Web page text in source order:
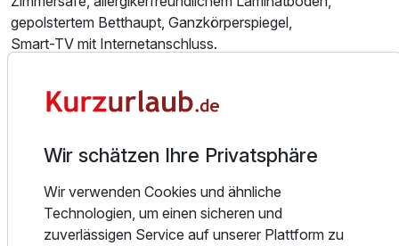
gepolstertem Betthaupt, Ganzkörperspiegel,
Smart-TV mit Internetanschluss.
Kosmetikspiegel, Handtuchheizung, ebenerdige Dusche,
Pflegeprodukte, einen Fön und ausreichend Handtücher.
Im gesamten Haus steht Ihnen Highspeed-Wlan kostenlos
Gastronomie und Wellness
Zum Hotel gehört ein gemütliches Restaurant mit Kamin
Wir schätzen Ihre Privatsphäre
Wir verwenden Cookies und ähnliche
Technologien, um einen sicheren und
zuverlässigen Service auf unserer Plattform zu